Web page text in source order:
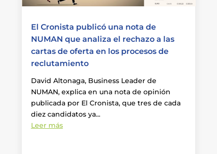
El Cronista publicó una nota de
NUMAN que analiza el rechazo a las
cartas de oferta en los procesos de
reclutamiento
David Altonaga, Business Leader de
NUMAN, explica en una nota de opinión
publicada por El Cronista, que tres de cada
diez candidatos ya...
Leer más